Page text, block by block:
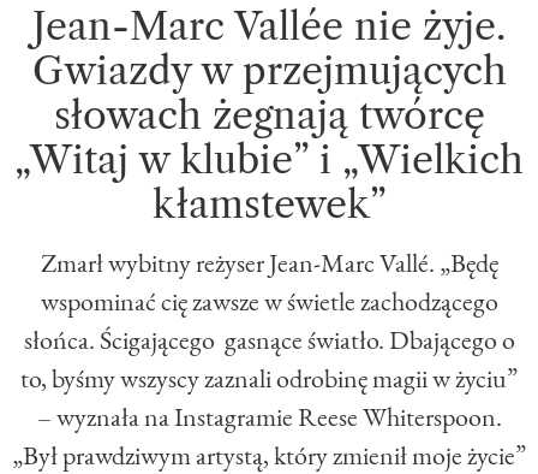
Jean-Marc Vallée nie żyje.
Gwiazdy w przejmujących
słowach żegnają twórcę
„Witaj w klubie” i „Wielkich
kłamstewek”
Zmarł wybitny reżyser Jean-Marc Vallé. „Będę
wspominać cię zawsze w świetle zachodzącego
słońca. Ścigającego gasnące światło. Dbającego o
to, byśmy wszyscy zaznali odrobinę magii w życiu”
– wyznała na Instagramie Reese Whiterspoon.
„Był prawdziwym artystą, który zmienił moje życie”